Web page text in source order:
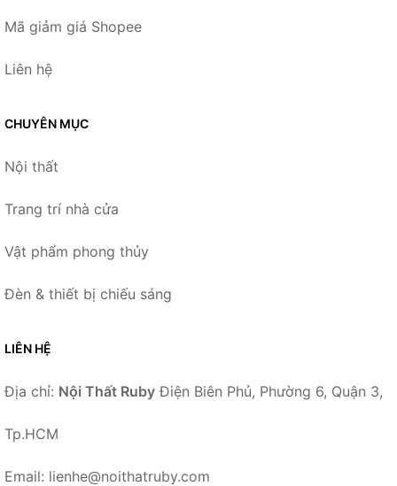
Mã giảm giá Shopee
Liên hệ
CHUYÊN MỤC
Nội thất
Trang trí nhà cửa
Vật phẩm phong thủy
Đèn & thiết bị chiếu sáng
LIÊN HỆ
Địa chỉ: Nội Thất Ruby Điện Biên Phủ, Phường 6, Quận 3,
Tp.HCM
Email: lienhe@noithatruby.com